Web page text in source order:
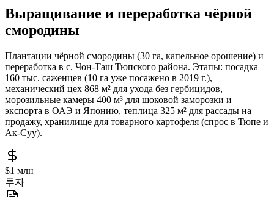
Выращивание и переработка чёрной
смородины
Плантации чёрной смородины (30 га, капельное орошение) и
переработка в с. Чон-Таш Тюпского района. Этапы: посадка
160 тыс. саженцев (10 га уже посажено в 2019 г.),
механический цех 868 м² для ухода без гербицидов,
морозильные камеры 400 м³ для шоковой заморозки и
экспорта в ОАЭ и Японию, теплица 325 м² для рассады на
продажу, хранилище для товарного картофеля (спрос в Тюпе и
Ак-Суу).
$1 млн
투자